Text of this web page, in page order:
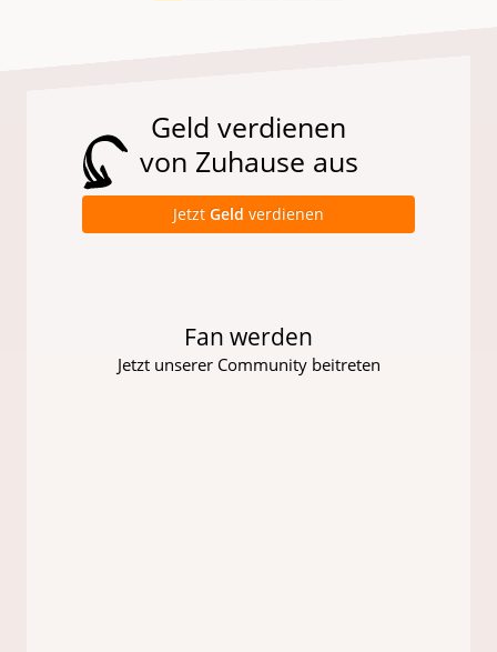
Geld verdienen
von Zuhause aus
Jetzt Geld verdienen
Fan werden
Jetzt unserer Community beitreten